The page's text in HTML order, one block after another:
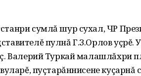
сумлă шур сухал, ЧР
пулнă Г.З.Орлов уçрĕ.
Валерий Туркай малашлăхри
пуçтарăннисене